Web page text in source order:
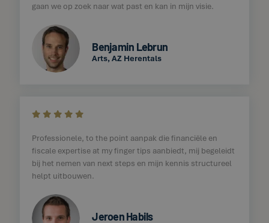
gaan we op zoek naar wat past en kan in mijn visie.
Benjamin Lebrun
Arts, AZ Herentals
    
Professionele, to the point aanpak die financiële en
fiscale expertise at my finger tips aanbiedt, mij begeleidt
bij het nemen van next steps en mijn kennis structureel
helpt uitbouwen.
Jeroen Habils